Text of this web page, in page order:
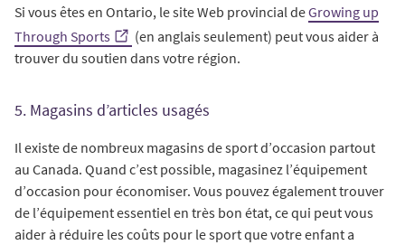
Si vous êtes en Ontario, le site Web provincial deGrowing up
Through Sports
(en anglais seulement) peut vous aider à
trouver du soutien dans votre région.
5. Magasins d’articles usagés
Il existe de nombreux magasins de sport d’occasion partout
au Canada. Quand c’est possible, magasinez l’équipement
d’occasion pour économiser. Vous pouvez également trouver
de l’équipement essentiel en très bon état, ce qui peut vous
aider à réduire les coûts pour le sport que votre enfant a